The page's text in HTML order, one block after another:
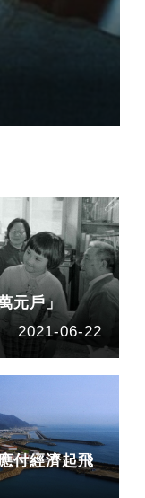
元戶」
2021-06-22
付經濟起飛